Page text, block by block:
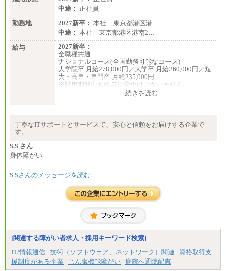
中途： 正社員
勤務地
2027新卒： 本社 東京都港区港…
中途： 本社 東京都港区港南2…
給与
2027新卒：
全職種共通
ナショナルコース(全国勤務可能なコース)
大学院卒 月給278,000円／大学卒 月給260,000円／短
大・高専・専門卒 月給235,000円
※試用期間中も給与に変更はございません
大学院卒 月給264,000円／大学卒 月給250,000円／短
※試用期間中も給与に変更はございません
中途：
+ 続きを読む
丁寧なITサポートとサービスで、安心と信頼をお届けする企業で
す。
S.S さん
身体障がい
S.Sさんのメッセージを読む
[関連する障がい者求人・採用キーワード検索]
IT/情報通信 技術（ソフトウェア、ネットワーク）関連
資格取得支
援制度がある企業
じん臓機能障がい 病院へ通院配慮